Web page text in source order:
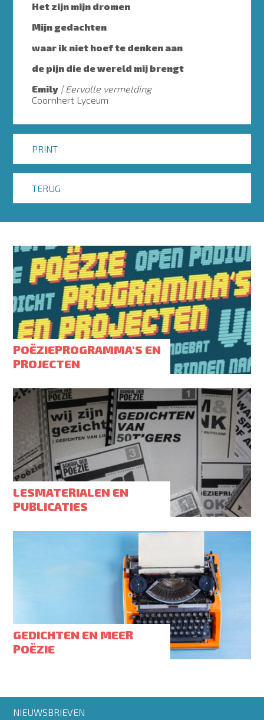
Het zijn mijn dromen
Mijn gedachten
waar ik niet hoef te denken aan
de pijn die de wereld mij brengt
Emily
Eervolle vermelding
Coornhert Lyceum
PRINT
TERUG
POËZIEPROGRAMMA'S EN
PROJECTEN
LESMATERIALEN EN
PUBLICATIES
GEDICHTEN EN MEER
POËZIE
Footer
NIEUWSBRIEVEN